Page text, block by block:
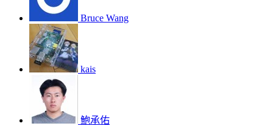
Bruce Wang
kais
鮑承佑